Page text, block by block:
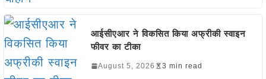
आईसीएआर ने विकसित किया अफ्रीकी स्वाइन
फीवर का टीका
August 5, 2026 3 min read